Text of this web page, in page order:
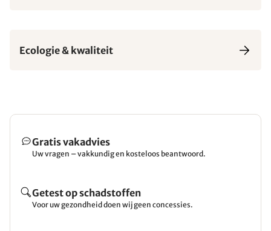
Ecologie & kwaliteit
Gratis vakadvies
Uw vragen – vakkundig en kosteloos beantwoord.
Getest op schadstoffen
Voor uw gezondheid doen wij geen concessies.